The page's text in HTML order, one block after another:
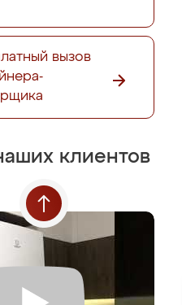
вызов
клиентов